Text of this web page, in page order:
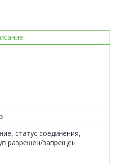
статус соединения,
разрешен/запрещен